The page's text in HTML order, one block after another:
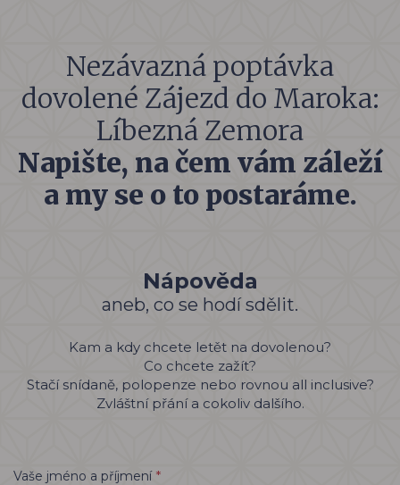
Nezávazná poptávka
dovolené Zájezd do Maroka:
Líbezná Zemora
Napište, na čem vám záleží
a my se o to postaráme.
Nápověda
aneb, co se hodí sdělit.
Kam a kdy chcete letět na dovolenou?
Co chcete zažít?
Stačí snídaně, polopenze nebo rovnou all inclusive?
Zvláštní přání a cokoliv dalšího.
Vaše jméno a příjmení *